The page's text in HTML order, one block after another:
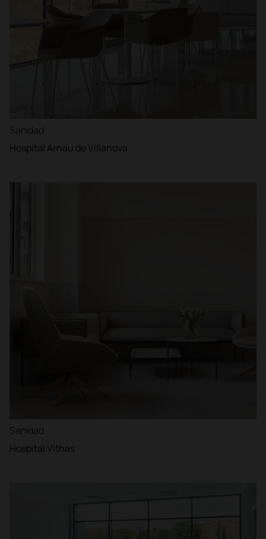
Sanidad
Hospital Arnau de Villanova
Sanidad
Hospital Vithas